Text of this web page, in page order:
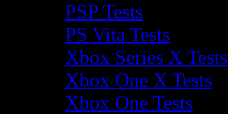
PSP Tests
PS Vita Tests
Xbox Series X Tests
Xbox One X Tests
Xbox One Tests